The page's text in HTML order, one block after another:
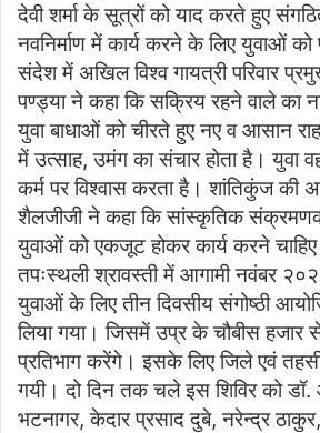
देवी शर्मा के सूत्रों को याद करते हुए
नवनिर्माण में कार्य करने के लिए युवाओं
संदेश में अखिल विश्व गायत्री परिवार
पण्ड्या ने कहा कि सक्रिय रहने वाले का
युवा बाधाओं को चीरते हुए नए व आसान
में उत्साह, उमंग का संचार होता है। युवा
कर्म पर विश्वास करता है। शांतिकुंज की
शैलजीजी ने कहा कि सांस्कृतिक
युवाओं को एकजूट होकर कार्य करने
तपःस्थली श्रावस्ती में आगामी नवंबर
युवाओं के लिए तीन दिवसीय संगोष्ठी
लिया गया। जिसमें उप्र के चौबीस
प्रतिभाग करेंगे। इसके लिए जिले एवं
गयी। दो दिन तक चले इस शिविर को डॉ.
भटनागर, केदार प्रसाद दुबे, नरेन्द्र